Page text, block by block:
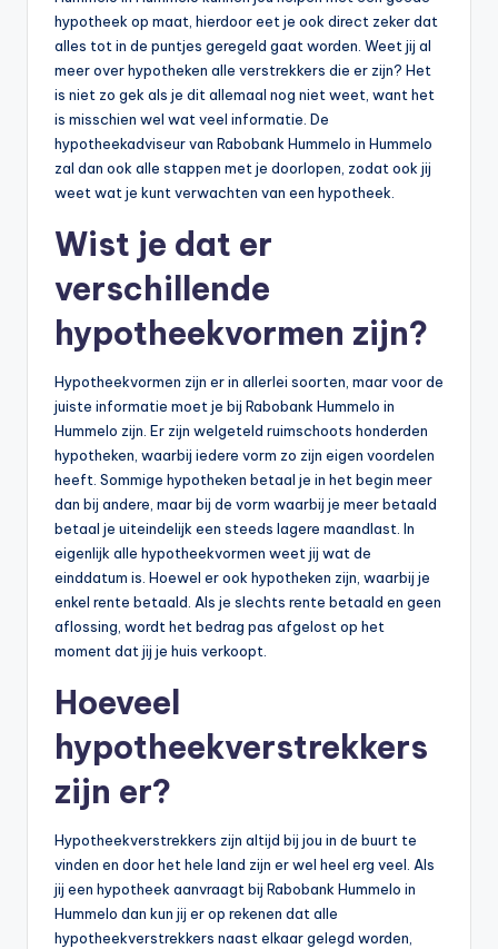
hypotheek op maat, hierdoor eet je ook direct zeker dat
alles tot in de puntjes geregeld gaat worden. Weet jij al
meer over hypotheken alle verstrekkers die er zijn? Het
is niet zo gek als je dit allemaal nog niet weet, want het
is misschien wel wat veel informatie. De
hypotheekadviseur van Rabobank Hummelo in Hummelo
zal dan ook alle stappen met je doorlopen, zodat ook jij
weet wat je kunt verwachten van een hypotheek.
Wist je dat er
verschillende
hypotheekvormen zijn?
Hypotheekvormen zijn er in allerlei soorten, maar voor de
juiste informatie moet je bij Rabobank Hummelo in
Hummelo zijn. Er zijn welgeteld ruimschoots honderden
hypotheken, waarbij iedere vorm zo zijn eigen voordelen
heeft. Sommige hypotheken betaal je in het begin meer
dan bij andere, maar bij de vorm waarbij je meer betaald
betaal je uiteindelijk een steeds lagere maandlast. In
eigenlijk alle hypotheekvormen weet jij wat de
einddatum is. Hoewel er ook hypotheken zijn, waarbij je
enkel rente betaald. Als je slechts rente betaald en geen
aflossing, wordt het bedrag pas afgelost op het
moment dat jij je huis verkoopt.
Hoeveel
hypotheekverstrekkers
zijn er?
Hypotheekverstrekkers zijn altijd bij jou in de buurt te
vinden en door het hele land zijn er wel heel erg veel. Als
jij een hypotheek aanvraagt bij Rabobank Hummelo in
Hummelo dan kun jij er op rekenen dat alle
hypotheekverstrekkers naast elkaar gelegd worden,